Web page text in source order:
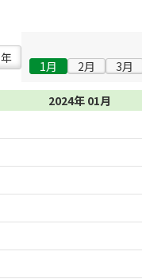
1月 2月 3月
2024年 01月